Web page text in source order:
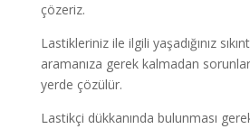
çözeriz.
Lastikleriniz ile ilgili yaşadığınız
aramanıza gerek kalmadan
yerde çözülür.
Lastikçi dükkanında bulunması